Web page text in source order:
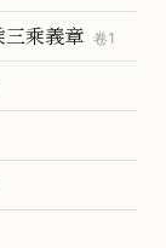
三乘義章 卷1